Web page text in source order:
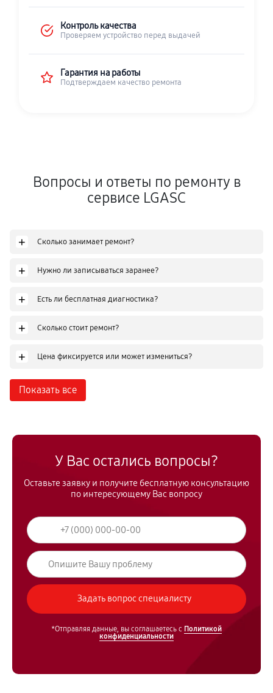
Контроль качества
Проверяем устройство перед выдачей
Гарантия на работы
Подтверждаем качество ремонта
Вопросы и ответы по ремонту в
сервисе LGASC
+ Сколько занимает ремонт?
+ Нужно ли записываться заранее?
+ Есть ли бесплатная диагностика?
+ Сколько стоит ремонт?
+ Цена фиксируется или может измениться?
Показать все
У Вас остались вопросы?
Оставьте заявку и получите бесплатную консультацию
по интересующему Вас вопросу
*Отправляя данные, вы соглашаетесь с Политикой
конфиденциальности